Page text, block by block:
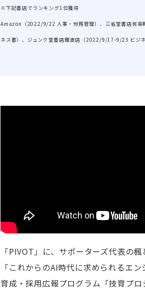
※下記書店でランキング1位獲得
Amazon（2022/9/22 人事・労務管理）、三省堂書店有
ネス書）、ジュンク堂書店難波店（2022/9/17-9/23 ビジ
「PIVOT」に、サポーターズ代表の
「これからのAI時代に求められるエ
育成・採用広報プログラム「技育プロ